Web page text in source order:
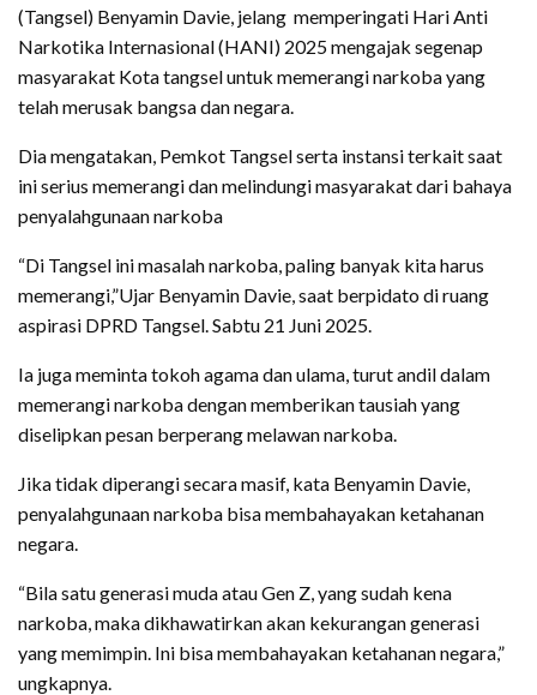
(Tangsel) Benyamin Davie, jelang memperingati Hari Anti
Narkotika Internasional (HANI) 2025 mengajak segenap
masyarakat Kota tangsel untuk memerangi narkoba yang
telah merusak bangsa dan negara.
Dia mengatakan, Pemkot Tangsel serta instansi terkait saat
ini serius memerangi dan melindungi masyarakat dari bahaya
penyalahgunaan narkoba
“Di Tangsel ini masalah narkoba, paling banyak kita harus
memerangi,”Ujar Benyamin Davie, saat berpidato di ruang
aspirasi DPRD Tangsel. Sabtu 21 Juni 2025.
Ia juga meminta tokoh agama dan ulama, turut andil dalam
memerangi narkoba dengan memberikan tausiah yang
diselipkan pesan berperang melawan narkoba.
Jika tidak diperangi secara masif, kata Benyamin Davie,
penyalahgunaan narkoba bisa membahayakan ketahanan
negara.
“Bila satu generasi muda atau Gen Z, yang sudah kena
narkoba, maka dikhawatirkan akan kekurangan generasi
yang memimpin. Ini bisa membahayakan ketahanan negara,”
ungkapnya.